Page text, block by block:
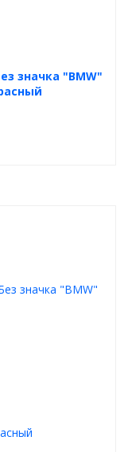
значка "BMW"